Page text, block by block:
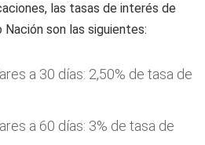
las tasas de interés de
son las siguientes:
a 30 días: 2,50% de tasa de
a 60 días: 3% de tasa de